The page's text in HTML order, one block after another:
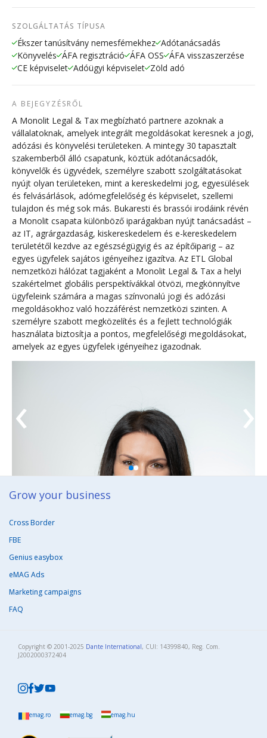
SZOLGÁLTATÁS TÍPUSA
Ékszer tanúsítvány nemesfémekhez Adótanácsadás
Könyvelés ÁFA regisztráció ÁFA OSS ÁFA visszaszerzése
CE képviselet Adóügyi képviselet Zöld adó
A BEJEGYZÉSRŐL
A Monolit Legal & Tax megbízható partnere azoknak a
vállalatoknak, amelyek integrált megoldásokat keresnek a jogi,
adózási és könyvelési területeken. A mintegy 30 tapasztalt
szakemberből álló csapatunk, köztük adótanácsadók,
könyvelők és ügyvédek, személyre szabott szolgáltatásokat
nyújt olyan területeken, mint a kereskedelmi jog, egyesülések
és felvásárlások, adómegfelelőség és képviselet, szellemi
tulajdon és még sok más. Bukaresti és brassói irodáink révén
a Monolit csapata különböző iparágakban nyújt tanácsadást –
az IT, agrárgazdaság, kiskereskedelem és e-kereskedelem
területétől kezdve az egészségügyig és az építőiparig – az
egyes ügyfelek sajátos igényeihez igazítva. Az ETL Global
nemzetközi hálózat tagjaként a Monolit Legal & Tax a helyi
szakértelmet globális perspektívákkal ötvözi, megkönnyítve
ügyfeleink számára a magas színvonalú jogi és adózási
megoldásokhoz való hozzáférést nemzetközi szinten. A
személyre szabott megközelítés és a fejlett technológiák
használata biztosítja a pontos, megfelelőségi megoldásokat,
amelyek az egyes ügyfelek igényeihez igazodnak.
‹ ›
Grow your business​
Cross Border
FBE
Genius easybox
eMAG Ads
Marketing campaigns
FAQ
Copyright © 2001-2025 Dante International, CUI: 14399840, Reg. Com.
J2002000372404​
emag.ro emag.bg emag.hu